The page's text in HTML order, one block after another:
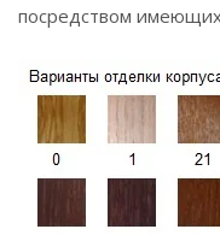
посредством